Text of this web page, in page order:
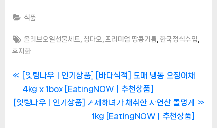
식품
Tags:
올리브오일선물세트 칭다오 프리미엄 땅콩기름 ,한국정식수입
후지화
글
탐
P
r
e
[잇팅나우ㅣ인기상품] [바다식객] 도매 냉동 오징어채
4kg x 1box [EatingNOWㅣ추천상품]
N
[잇팅나우ㅣ인기상품] 거제해녀가 채취한 자연산 돌멍게
1kg [EatingNOWㅣ추천상품]